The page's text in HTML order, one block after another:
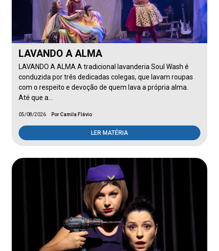
LAVANDO A ALMA
LAVANDO A ALMA A tradicional lavanderia Soul Wash é
conduzida por três dedicadas colegas, que lavam roupas
com o respeito e devoção de quem lava a própria alma.
Até que a…
05/08/2026 Por Camila Flávio
LER MATÉRIA